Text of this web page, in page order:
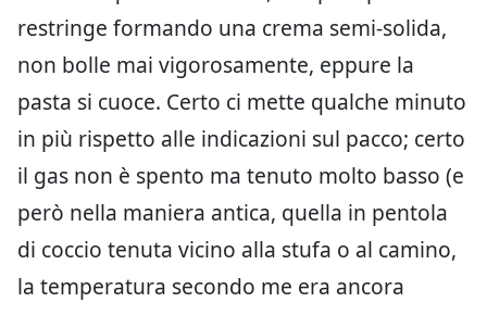
restringe formando una crema semi-solida,
non bolle mai vigorosamente, eppure la
pasta si cuoce. Certo ci mette qualche minuto
in più rispetto alle indicazioni sul pacco; certo
il gas non è spento ma tenuto molto basso (e
però nella maniera antica, quella in pentola
di coccio tenuta vicino alla stufa o al camino,
la temperatura secondo me era ancora